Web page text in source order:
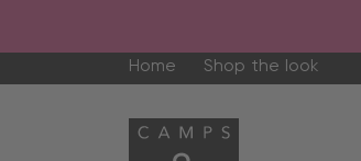
Home Shop the look